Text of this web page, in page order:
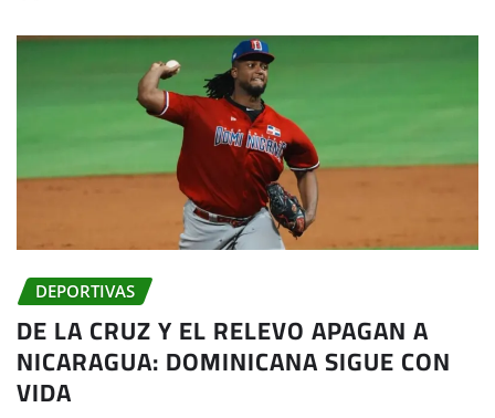
DEPORTIVAS
DE LA CRUZ Y EL RELEVO APAGAN A
NICARAGUA: DOMINICANA SIGUE CON
VIDA